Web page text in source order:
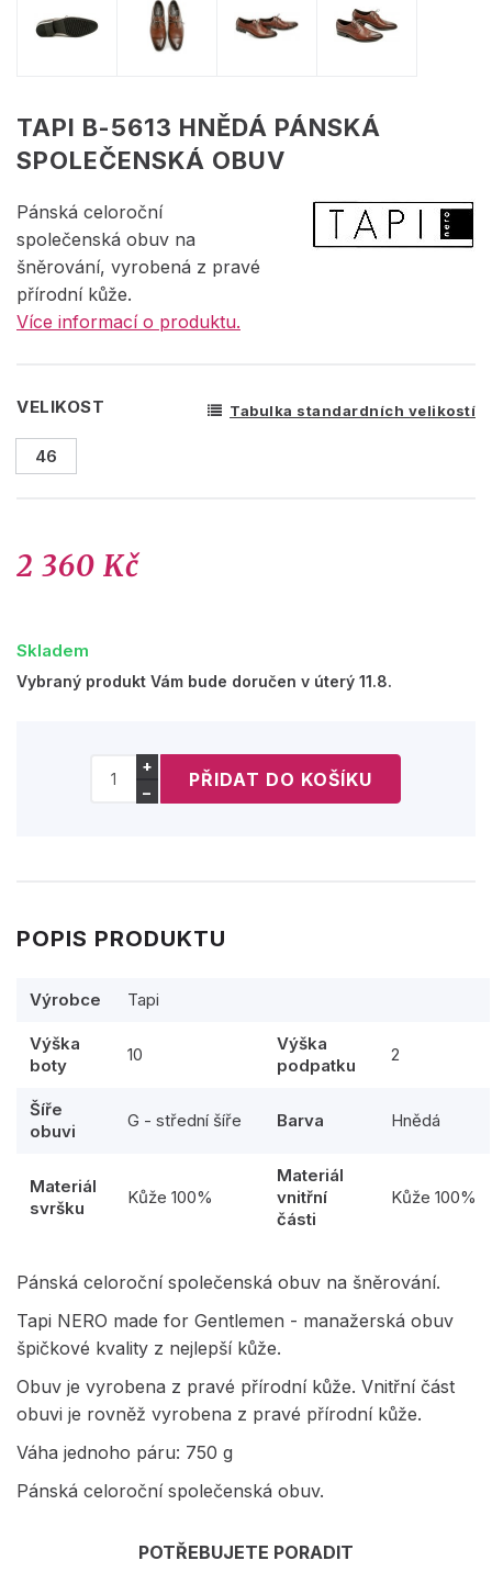
TAPI B-5613 HNĚDÁ PÁNSKÁ
SPOLEČENSKÁ OBUV
Pánská celoroční
společenská obuv na
šněrování, vyrobená z pravé
přírodní kůže.
Více informací o produktu.
VELIKOST Tabulka standardních velikostí
46
2 360 Kč
Skladem
Vybraný produkt Vám bude doručen v úterý 11.8.
+
−
POPIS PRODUKTU
Výrobce Tapi
Výška
boty
10
Výška
podpatku
2
Šíře
obuvi
G - střední šíře Barva Hnědá
Materiál
svršku
Kůže 100%
Materiál
vnitřní
části
Kůže 100%
Pánská celoroční společenská obuv na šněrování.
Tapi NERO made for Gentlemen - manažerská obuv
špičkové kvality z nejlepší kůže.
Obuv je vyrobena z pravé přírodní kůže. Vnitřní část
obuvi je rovněž vyrobena z pravé přírodní kůže.
Váha jednoho páru: 750 g
Pánská celoroční společenská obuv.
POTŘEBUJETE PORADIT